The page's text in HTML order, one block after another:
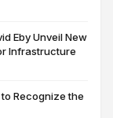
Eby Unveil New
Infrastructure
Recognize the